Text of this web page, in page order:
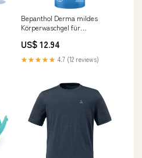
Bepanthol Derma mildes
Körperwaschgel für
Haut, 200 ml Gel
Hersteller_Niehaus Pharma
GmbH & Co. KG
US$ 12.94
★★★★★ 4.7 (12 reviews)